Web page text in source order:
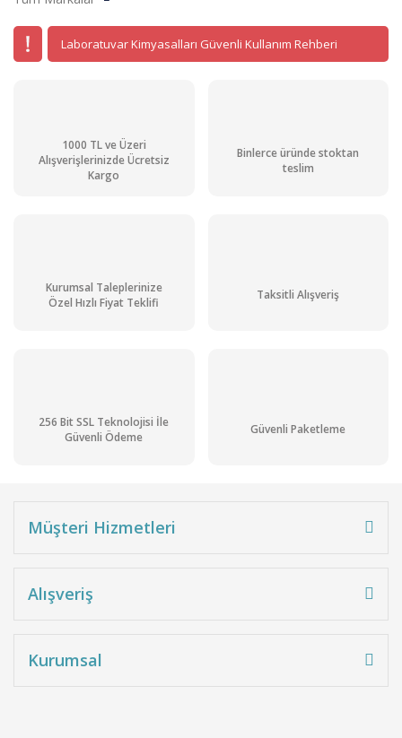
Laboratuvar Kimyasalları Güvenli Kullanım Rehberi
1000 TL ve Üzeri
Alışverişlerinizde Ücretsiz
Kargo
Binlerce üründe stoktan
teslim
Kurumsal Taleplerinize
Özel Hızlı Fiyat Teklifi
Taksitli Alışveriş
256 Bit SSL Teknolojisi İle
Güvenli Ödeme
Güvenli Paketleme
Müşteri Hizmetleri
Alışveriş
Kurumsal